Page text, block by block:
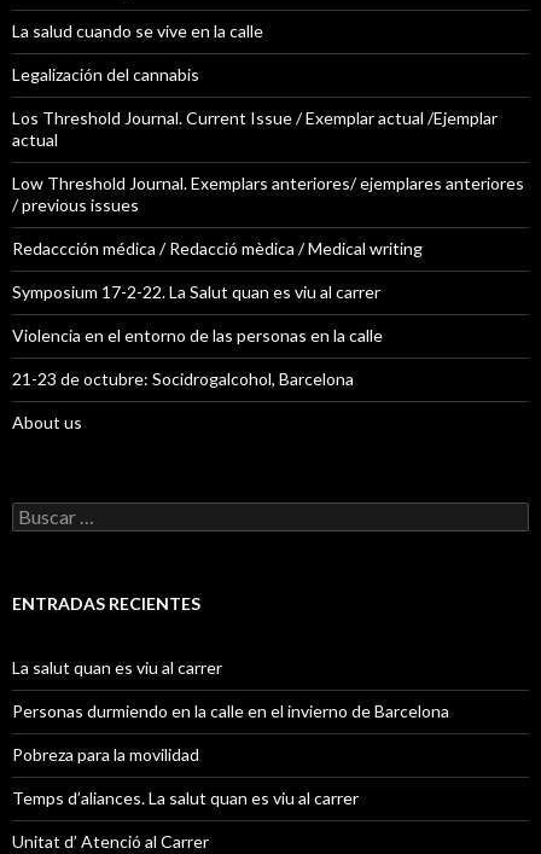
La salud cuando se vive en la calle
Legalización del cannabis
Los Threshold Journal. Current Issue / Exemplar actual /Ejemplar
actual
Low Threshold Journal. Exemplars anteriores/ ejemplares anteriores
/ previous issues
Redaccción médica / Redacció mèdica / Medical writing
Symposium 17-2-22. La Salut quan es viu al carrer
Violencia en el entorno de las personas en la calle
21-23 de octubre: Socidrogalcohol, Barcelona
About us
B
u
a
ENTRADAS RECIENTES
La salut quan es viu al carrer
Personas durmiendo en la calle en el invierno de Barcelona
Pobreza para la movilidad
Temps d’aliances. La salut quan es viu al carrer
Unitat d’ Atenció al Carrer